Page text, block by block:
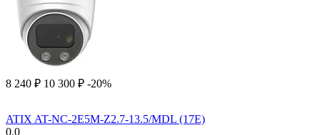
8 240 ₽ 10 300 ₽ -20%
ATIX AT-NC-2E5M-Z2.7-13.5/MDL (17E)
0.0